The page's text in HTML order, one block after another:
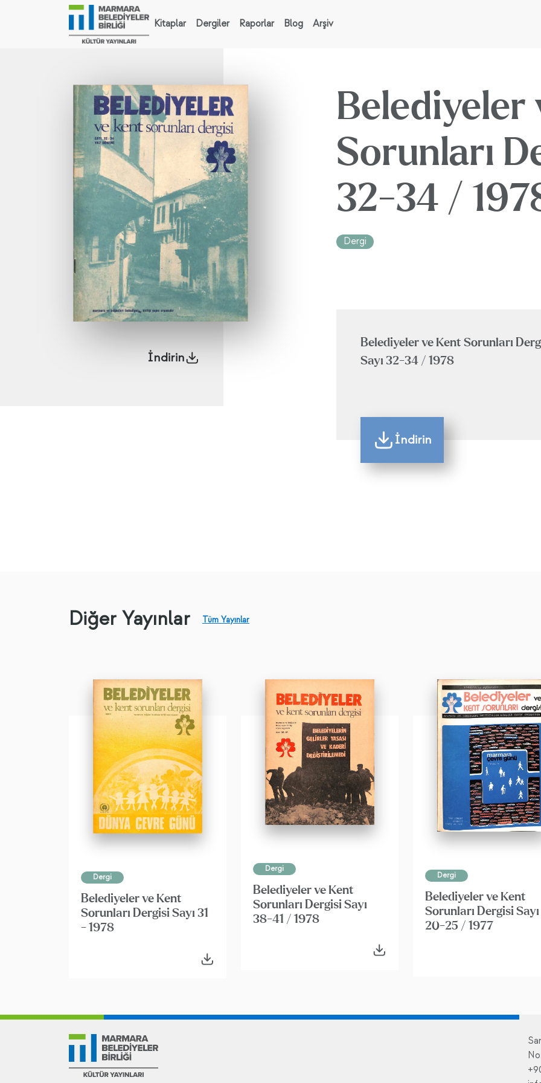
Kitaplar Dergiler Raporlar Blog Arşiv
İndirin
Belediyeler
Sorunları
32-34 /
Dergi
Belediyeler ve Kent Sorunları
Sayı 32-34 / 1978
İndirin
Diğer Yayınlar Tüm Yayınlar
Dergi
Belediyeler ve Kent
Sorunları Dergisi Sayı 31
- 1978
Dergi
Belediyeler ve Kent
Sorunları Dergisi Sayı
38-41 / 1978
Dergi
Belediyeler ve Kent
Sorunları Dergisi Sayı
20-25 / 1977